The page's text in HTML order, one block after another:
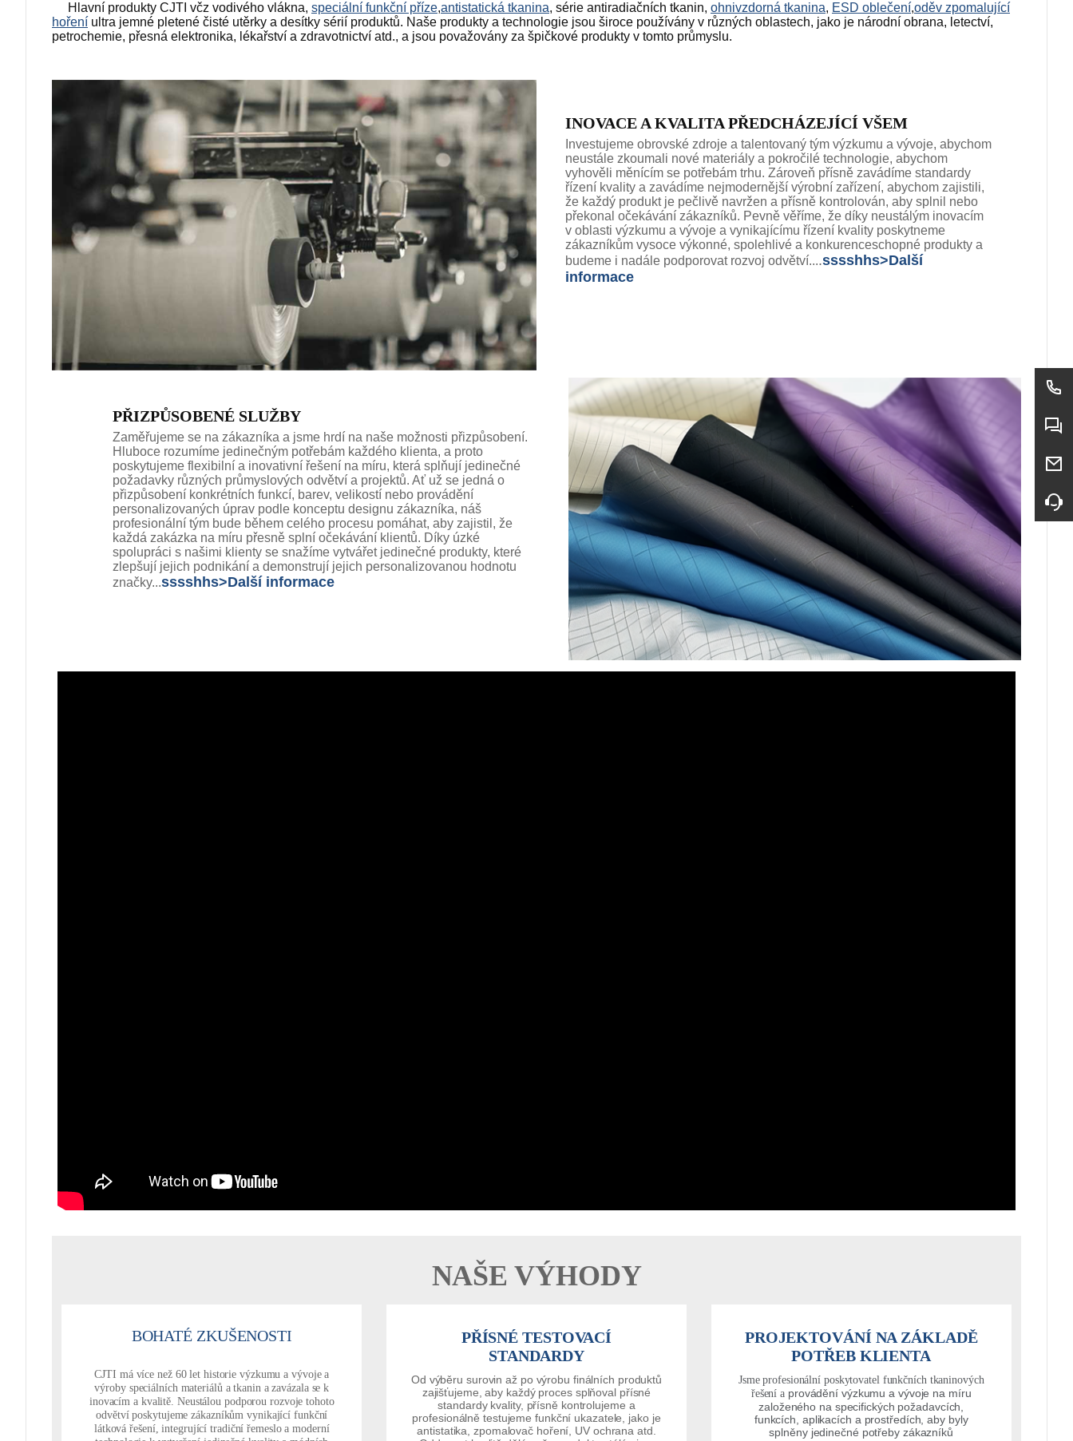
Hlavní produkty CJTI včz vodivého vlákna, speciální funkční příze,antistatická tkanina, série antiradiačních tkanin, ohnivzdorná tkanina, ESD oblečení,oděv zpomalující
hoření ultra jemné pletené čisté utěrky a desítky sérií produktů. Naše produkty a technologie jsou široce používány v různých oblastech, jako je národní obrana, letectví,
petrochemie, přesná elektronika, lékařství a zdravotnictví atd., a jsou považovány za špičkové produkty v tomto průmyslu.
INOVACE A KVALITA PŘEDCHÁZEJÍCÍ VŠEM
Investujeme obrovské zdroje a talentovaný tým výzkumu a vývoje, abychom
neustále zkoumali nové materiály a pokročilé technologie, abychom
vyhověli měnícím se potřebám trhu. Zároveň přísně zavádíme standardy
řízení kvality a zavádíme nejmodernější výrobní zařízení, abychom zajistili,
že každý produkt je pečlivě navržen a přísně kontrolován, aby splnil nebo
překonal očekávání zákazníků. Pevně ​​věříme, že díky neustálým inovacím
v oblasti výzkumu a vývoje a vynikajícímu řízení kvality poskytneme
zákazníkům vysoce výkonné, spolehlivé a konkurenceschopné produkty a
budeme i nadále podporovat rozvoj odvětví....sssshhs>Další
informace
PŘIZPŮSOBENÉ SLUŽBY
Zaměřujeme se na zákazníka a jsme hrdí na naše možnosti přizpůsobení.
Hluboce rozumíme jedinečným potřebám každého klienta, a proto
poskytujeme flexibilní a inovativní řešení na míru, která splňují jedinečné
požadavky různých průmyslových odvětví a projektů. Ať už se jedná o
přizpůsobení konkrétních funkcí, barev, velikostí nebo provádění
personalizovaných úprav podle konceptu designu zákazníka, náš
profesionální tým bude během celého procesu pomáhat, aby zajistil, že
každá zakázka na míru přesně splní očekávání klientů. Díky úzké
spolupráci s našimi klienty se snažíme vytvářet jedinečné produkty, které
zlepšují jejich podnikání a demonstrují jejich personalizovanou hodnotu
značky...sssshhs>Další informace
NAŠE VÝHODY
BOHATÉ ZKUŠENOSTI
CJTI má více než 60 let historie výzkumu a vývoje a
výroby speciálních materiálů a tkanin a zavázala se k
inovacím a kvalitě. Neustálou podporou rozvoje tohoto
odvětví poskytujeme zákazníkům vynikající funkční
látková řešení, integrující tradiční řemeslo a moderní
PŘÍSNÉ TESTOVACÍ
STANDARDY
Od výběru surovin až po výrobu finálních produktů
zajišťujeme, aby každý proces splňoval přísné
standardy kvality, přísně kontrolujeme a
profesionálně testujeme funkční ukazatele, jako je
antistatika, zpomalovač hoření, UV ochrana atd.
PROJEKTOVÁNÍ NA ZÁKLADĚ
POTŘEB KLIENTA
Jsme profesionální poskytovatel funkčních tkaninových
řešení a provádění výzkumu a vývoje na míru
založeného na specifických požadavcích,
funkcích, aplikacích a prostředích, aby byly
splněny jedinečné potřeby zákazníků